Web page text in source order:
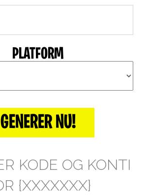
PLATFORM
GENERER NU!
KODE OG KONTI
{XXXXXXX}